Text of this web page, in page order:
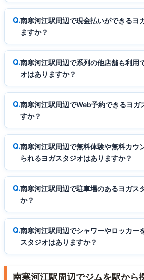
南寒河江駅周辺で現金払いができるヨ
ますか？
南寒河江駅周辺で系列の他店舗も利用
オはありますか？
南寒河江駅周辺でWeb予約できるヨガ
すか？
南寒河江駅周辺で無料体験や無料カウ
られるヨガスタジオはありますか？
南寒河江駅周辺で駐車場のあるヨガス
か？
南寒河江駅周辺でシャワーやロッカー
スタジオはありますか？
南寒河江駅周辺でジムを駅から